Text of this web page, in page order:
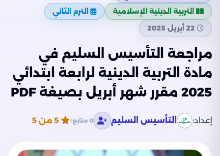
التربية الدينية الإسلامية
الترم الثاني
22 أبريل 2025
مراجعة التأسيس السليم في
مادة التربية الدينية لرابعة ابتدائي
2025 مقرر شهر أبريل بصيغة PDF
إعداد: التأسيس السليم 0 متابع 5 من 5